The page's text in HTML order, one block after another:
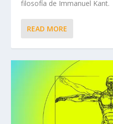
filosofía de Immanuel Kant.
READ MORE